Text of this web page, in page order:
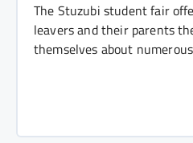
The Stuzubi student fair
leavers and their parents
themselves about